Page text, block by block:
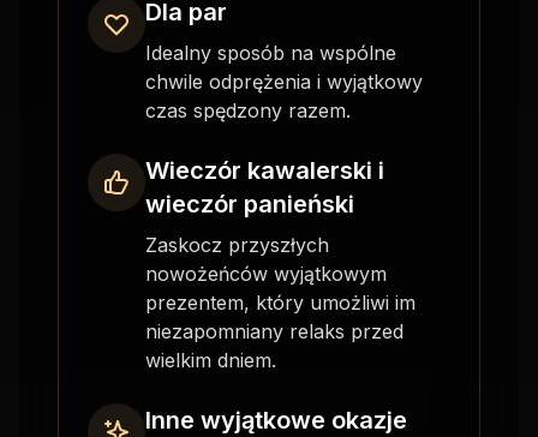
Dla par
Idealny sposób na wspólne
chwile odprężenia i wyjątkowy
czas spędzony razem.
Wieczór kawalerski i
wieczór panieński
Zaskocz przyszłych
nowożeńców wyjątkowym
prezentem, który umożliwi im
niezapomniany relaks przed
wielkim dniem.
Inne wyjątkowe okazje